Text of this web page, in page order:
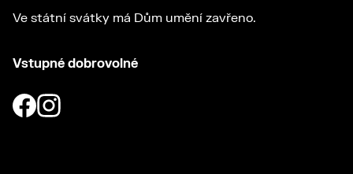
Ve státní svátky má Dům umění zavřeno.
Vstupné dobrovolné